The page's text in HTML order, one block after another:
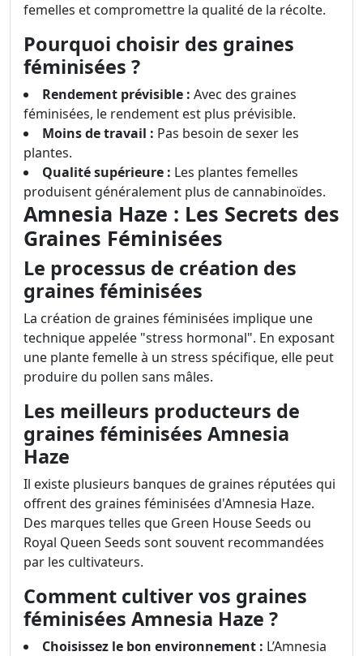
femelles et compromettre la qualité de la récolte.
Pourquoi choisir des graines
féminisées ?
Rendement prévisible : Avec des graines
féminisées, le rendement est plus prévisible.
Moins de travail : Pas besoin de sexer les
plantes.
Qualité supérieure : Les plantes femelles
produisent généralement plus de cannabinoïdes.
Amnesia Haze : Les Secrets des
Graines Féminisées
Le processus de création des
graines féminisées
La création de graines féminisées implique une
technique appelée "stress hormonal". En exposant
une plante femelle à un stress spécifique, elle peut
produire du pollen sans mâles.
Les meilleurs producteurs de
graines féminisées Amnesia
Haze
Il existe plusieurs banques de graines réputées qui
offrent des graines féminisées d'Amnesia Haze.
Des marques telles que Green House Seeds ou
Royal Queen Seeds sont souvent recommandées
par les cultivateurs.
Comment cultiver vos graines
féminisées Amnesia Haze ?
Choisissez le bon environnement : L’Amnesia